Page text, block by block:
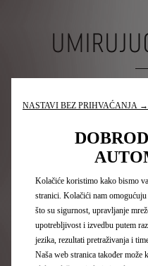
na lijevoj. Kada vozač
ili u pratnji putnika.
drugačiji raspored
kapsule. Putnik je
proteže poput ptičjeg
ukrašeno motivom
uključenim
jedinstvena iskustva,
druga osjetila poput
svojevrsni virtualni
NASTAVI BEZ PRIHVAĆANJA →
Kolačiće koristimo kako bismo
stranici. Kolačići nam
što su sigurnost, upravljanje
upotrebljivost i izvedbu putem
jezika, rezultati pretraživanja i
Naša web stranica također